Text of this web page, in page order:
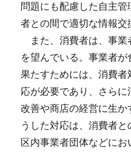
問題にも配慮した自主
者との間で適切な情報交
また、消費者は、事業
を望んでいる。事業者
果たすためには、消費
応が必要であり、さら
改善や商店の経営に生か
うした対応は、消費者と
区内事業者団体などに